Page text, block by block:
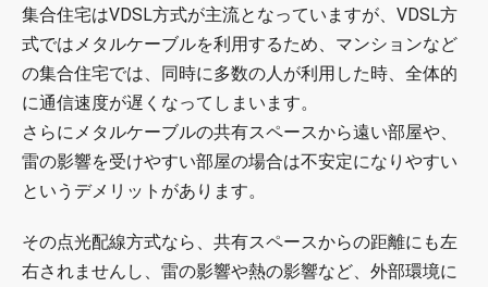
集合住宅はVDSL方式が主流となっていますが、VDSL方
式ではメタルケーブルを利用するため、マンションなど
の集合住宅では、同時に多数の人が利用した時、全体的
に通信速度が遅くなってしまいます。
さらにメタルケーブルの共有スペースから遠い部屋や、
雷の影響を受けやすい部屋の場合は不安定になりやすい
というデメリットがあります。
その点光配線方式なら、共有スペースからの距離にも左
右されませんし、雷の影響や熱の影響など、外部環境に